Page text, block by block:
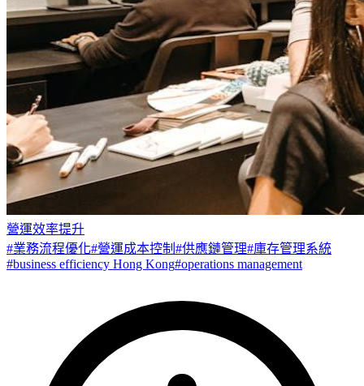
營運效率提升
#業務流程優化#營運成本控制 #供應鏈管理#庫存管理系統
#business efficiency Hong Kong#operations management